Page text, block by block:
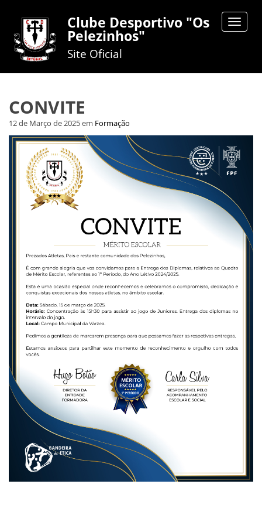
Toggle
Clube Desportivo "Os
Pelezinhos"
Site Oficial
CONVITE
12 de Março de 2025em Formação